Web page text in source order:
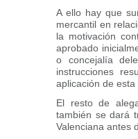
A ello hay que
mercantil en
la motivación
aprobado
o concejalía
instrucciones
aplicación de
El resto de
también se dará
Valenciana antes